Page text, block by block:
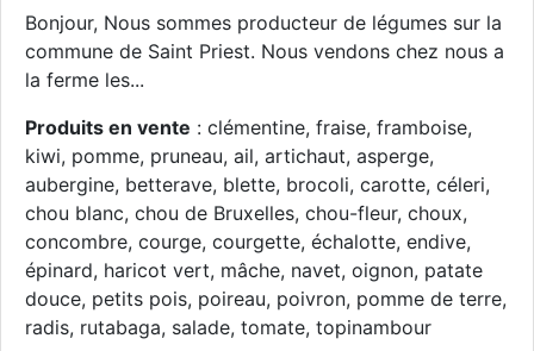
Bonjour, Nous sommes producteur de légumes sur la
commune de Saint Priest. Nous vendons chez nous a
la ferme les...
Produits en vente : clémentine, fraise, framboise,
kiwi, pomme, pruneau, ail, artichaut, asperge,
aubergine, betterave, blette, brocoli, carotte, céleri,
chou blanc, chou de Bruxelles, chou-fleur, choux,
concombre, courge, courgette, échalotte, endive,
épinard, haricot vert, mâche, navet, oignon, patate
douce, petits pois, poireau, poivron, pomme de terre,
radis, rutabaga, salade, tomate, topinambour